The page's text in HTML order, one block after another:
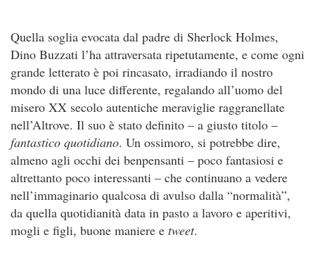
Quella soglia evocata dal padre di Sherlock Holmes,
Dino Buzzati l’ha attraversata ripetutamente, e come ogni
grande letterato è poi rincasato, irradiando il nostro
mondo di una luce differente, regalando all’uomo del
misero XX secolo autentiche meraviglie raggranellate
nell’Altrove. Il suo è stato definito – a giusto titolo –
fantastico quotidiano. Un ossimoro, si potrebbe dire,
almeno agli occhi dei benpensanti – poco fantasiosi e
altrettanto poco interessanti – che continuano a vedere
nell’immaginario qualcosa di avulso dalla “normalità”,
da quella quotidianità data in pasto a lavoro e aperitivi,
mogli e figli, buone maniere e tweet.